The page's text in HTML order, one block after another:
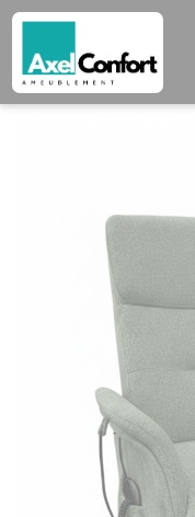
Cookies management panel